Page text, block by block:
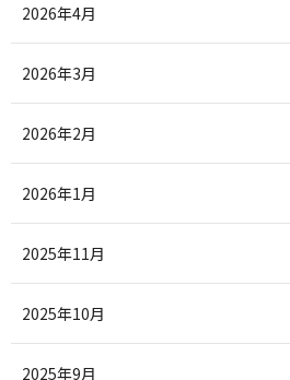
2026年4月
2026年3月
2026年2月
2026年1月
2025年11月
2025年10月
2025年9月